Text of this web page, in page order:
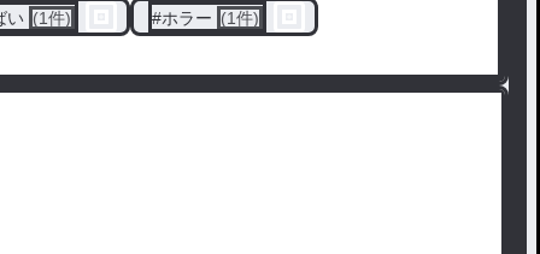
い (1件) #ホラー (1件)